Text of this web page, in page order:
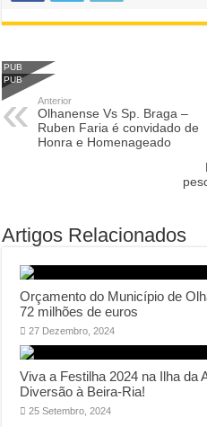
PUB
PUB
Anterior
Olhanense Vs Sp. Braga –
Ruben Faria é convidado de
Honra e Homenageado
Artigos Relacionados
Orçamento do Município de
72 milhões de euros
27 Dezembro, 2024
Viva a Festilha 2024 na Ilha da
Diversão à Beira-Ria!
25 Setembro, 2024